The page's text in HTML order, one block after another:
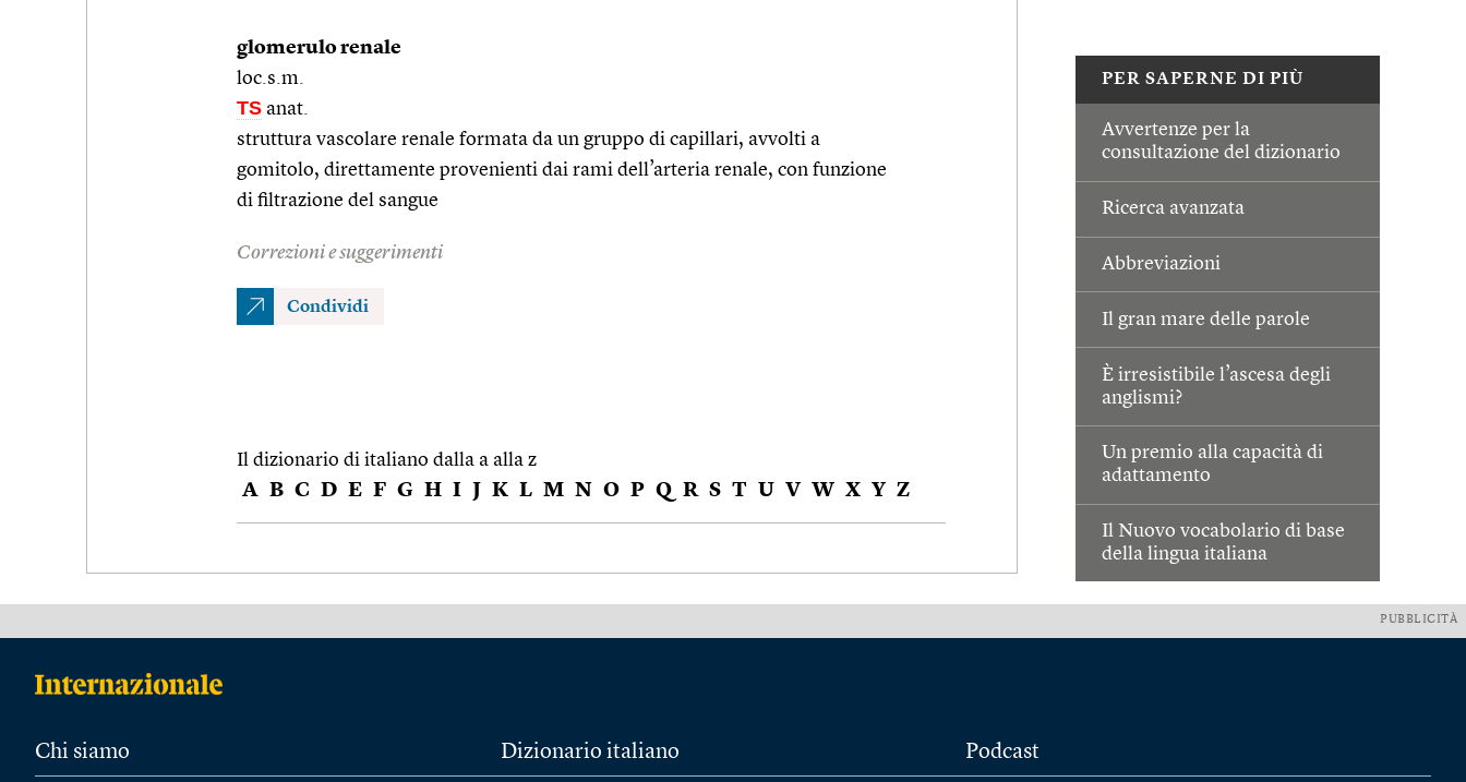
PER SAPERNE DI PIÙ
Avvertenze per la
consultazione del dizionario
Ricerca avanzata
Abbreviazioni
Il gran mare delle parole
È irresistibile l’ascesa degli
anglismi?
Un premio alla capacità di
adattamento
Il Nuovo vocabolario di base
della lingua italiana
glomerulo renale
loc.s.m.
TS anat.
struttura vascolare renale formata da un gruppo di capillari, avvolti a
gomitolo, direttamente provenienti dai rami dell’arteria renale, con funzione
di filtrazione del sangue
Correzioni e suggerimenti
Condividi
Il dizionario di italiano dalla a alla z
A B C D E F G H I J K L M N O P Q R S T U V W X Y Z
PUBBLICITÀ
Chi siamo Dizionario italiano Podcast